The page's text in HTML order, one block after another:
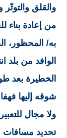
والقلق
من إعادة بناء
به/ المحظور،
الوافد من
الخطيرة بعد
شوقه إليها
ولا مجال
تحديد مسافات